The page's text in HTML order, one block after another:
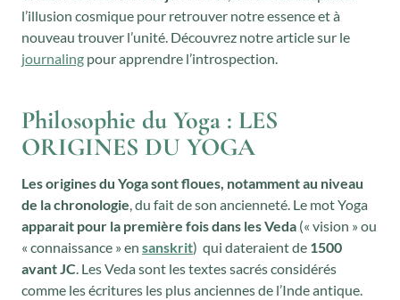
l’illusion cosmique pour retrouver notre essence et à
nouveau trouver l’unité. Découvrez notre article sur le
journaling pour apprendre l’introspection.
Philosophie du Yoga : LES
ORIGINES DU YOGA
Les origines du Yoga sont floues, notamment au niveau
de la chronologie, du fait de son ancienneté. Le mot Yoga
apparait pour la première fois dans les Veda (« vision » ou
« connaissance » en sanskrit) qui dateraient de 1500
avant JC. Les Veda sont les textes sacrés considérés
comme les écritures les plus anciennes de l’Inde antique.